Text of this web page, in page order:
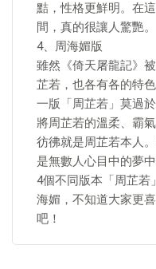
黠，性格更鮮明。在
間，真的很讓人驚艷。
4、周海媚版
雖然《倚天屠龍記》
芷若，也各有各的特
一版「周芷若」莫過
將周芷若的溫柔、霸
彷彿就是周芷若本人
是無數人心目中的夢中
4個不同版本「周芷若
海媚，不知道大家更
吧！